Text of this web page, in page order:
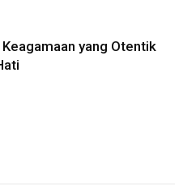
yang Otentik